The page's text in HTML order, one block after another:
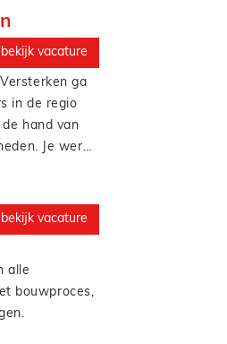
bekijk vacature
ga
in de regio
hand van
Je werk
je
afbouw.
bekijk vacature
alle
bouwproces,